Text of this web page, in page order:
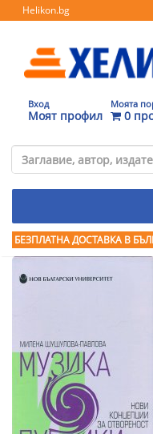
Helikon.bg
Вход
Моят профил
Моята
0
БЕЗПЛАТНА ДОСТАВКА В